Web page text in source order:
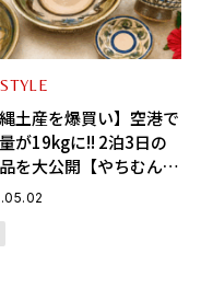
縄土産を爆買い】空港で
が19kgに!! 2泊3日の
を大公開【やちむん・
・お酒etc】